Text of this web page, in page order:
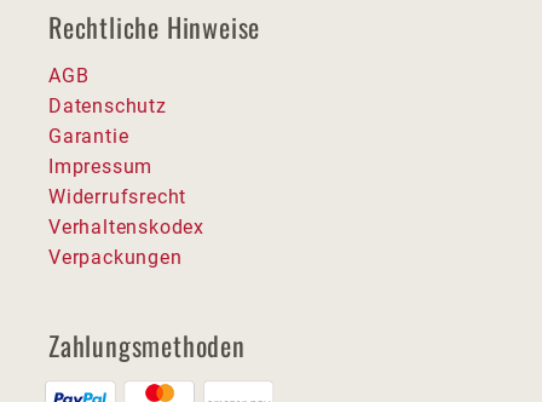
Rechtliche Hinweise
AGB
Datenschutz
Garantie
Impressum
Widerrufsrecht
Verhaltenskodex
Verpackungen
Zahlungsmethoden